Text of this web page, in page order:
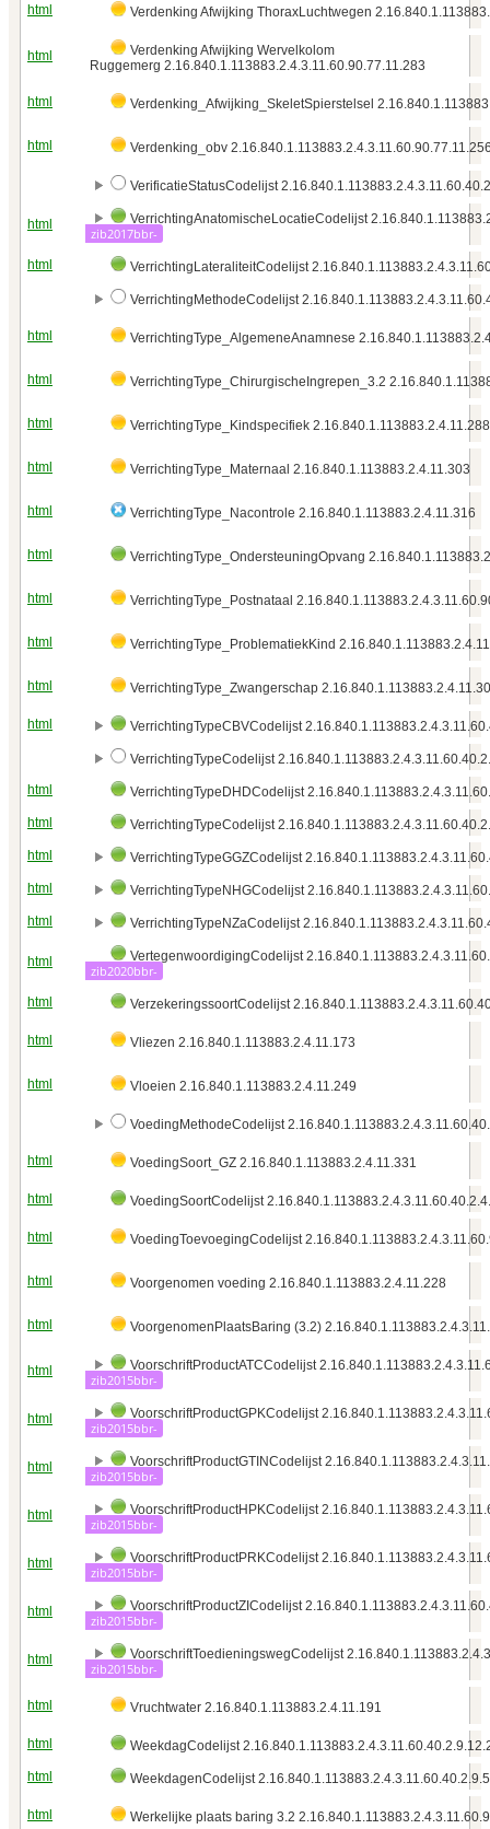
html Verdenking Afwijking ThoraxLuchtwegen
html
Verdenking Afwijking Wervelkolom
Ruggemerg 2.16.840.1.113883.2.4.3.11.60.90.77.11.283
html Verdenking_Afwijking_SkeletSpierstelsel
html Verdenking_obv
VerificatieStatusCodelijst
html VerrichtingAnatomischeLocatieCodelijst
zib2017bbr-
html VerrichtingLateraliteitCodelijst
VerrichtingMethodeCodelijst
html VerrichtingType_AlgemeneAnamnese
html VerrichtingType_ChirurgischeIngrepen_3.2
html VerrichtingType_Kindspecifiek 2.16.840.1.113883.2.4.11.288
html VerrichtingType_Maternaal 2.16.840.1.113883.2.4.11.303
html VerrichtingType_Nacontrole 2.16.840.1.113883.2.4.11.316
html VerrichtingType_OndersteuningOpvang
html VerrichtingType_Postnataal
html VerrichtingType_ProblematiekKind
html VerrichtingType_Zwangerschap
html VerrichtingTypeCBVCodelijst
VerrichtingTypeCodelijst
html
VerrichtingTypeDHDCodelijst
html
VerrichtingTypeCodelijst
html
VerrichtingTypeGGZCodelijst
html
VerrichtingTypeNHGCodelijst
html
VerrichtingTypeNZaCodelijst
html VertegenwoordigingCodelijst
zib2020bbr-
html VerzekeringssoortCodelijst
html Vliezen 2.16.840.1.113883.2.4.11.173
html Vloeien 2.16.840.1.113883.2.4.11.249
VoedingMethodeCodelijst
html VoedingSoort_GZ 2.16.840.1.113883.2.4.11.331
html VoedingSoortCodelijst
html VoedingToevoegingCodelijst
html Voorgenomen voeding 2.16.840.1.113883.2.4.11.228
html VoorgenomenPlaatsBaring (3.2)
html VoorschriftProductATCCodelijst
zib2015bbr-
html VoorschriftProductGPKCodelijst
zib2015bbr-
html VoorschriftProductGTINCodelijst
zib2015bbr-
html VoorschriftProductHPKCodelijst
zib2015bbr-
html VoorschriftProductPRKCodelijst
zib2015bbr-
html VoorschriftProductZICodelijst
zib2015bbr-
html VoorschriftToedieningswegCodelijst
zib2015bbr-
html Vruchtwater 2.16.840.1.113883.2.4.11.191
html
WeekdagCodelijst
html
WeekdagenCodelijst
html Werkelijke plaats baring 3.2